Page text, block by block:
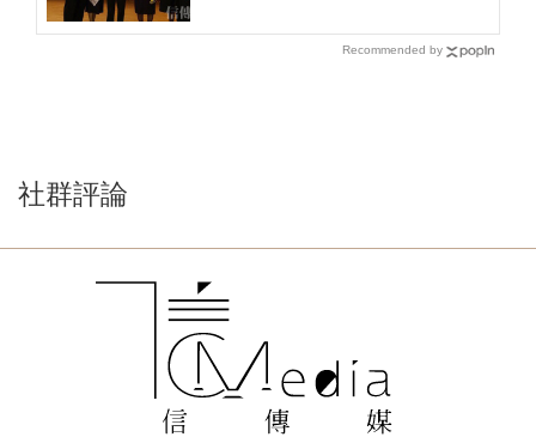
Recommended by
社群評論